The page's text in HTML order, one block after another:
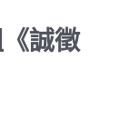
誠徵